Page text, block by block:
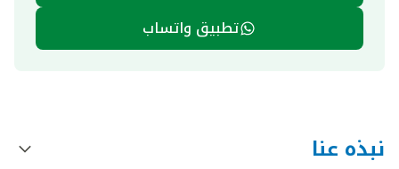
تطبيق واتساب
نبذه عنا